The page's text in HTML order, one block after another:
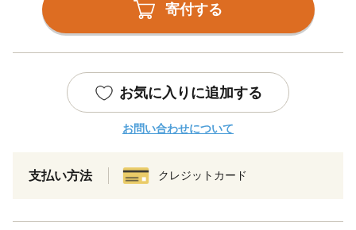
寄付する
お気に入りに追加する
お問い合わせについて
支払い方法 クレジットカード